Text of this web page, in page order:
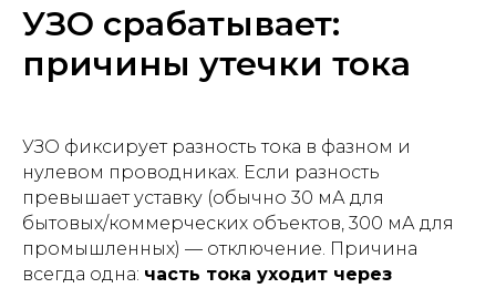
УЗО срабатывает:
причины утечки тока
УЗО фиксирует разность тока в фазном и
нулевом проводниках. Если разность
превышает уставку (обычно 30 мА для
бытовых/коммерческих объектов, 300 мА для
промышленных) — отключение. Причина
всегда одна: часть тока уходит через